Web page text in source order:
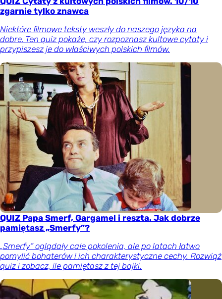
zgarnie tylko znawca
Niektóre filmowe teksty weszły do naszego języka na
dobre. Ten quiz pokaże, czy rozpoznasz kultowe cytaty i
przypiszesz je do właściwych polskich filmów.
QUIZ Papa Smerf, Gargamel i reszta. Jak dobrze
pamiętasz „Smerfy”?
„Smerfy” oglądały całe pokolenia, ale po latach łatwo
pomylić bohaterów i ich charakterystyczne cechy. Rozwiąż
quiz i zobacz, ile pamiętasz z tej bajki.